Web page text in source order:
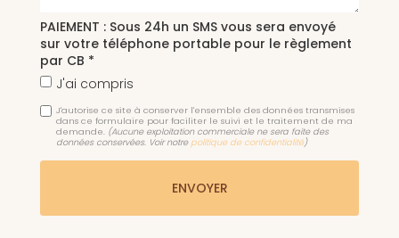
PAIEMENT : Sous 24h un SMS vous sera envoyé
sur votre téléphone portable pour le règlement
par CB *
J'ai compris
J'autorise ce site à conserver l'ensemble des données transmises
dans ce formulaire pour faciliter le suivi et le traitement de ma
demande. (Aucune exploitation commerciale ne sera faite des
données conservées. Voir notre politique de confidentialité)